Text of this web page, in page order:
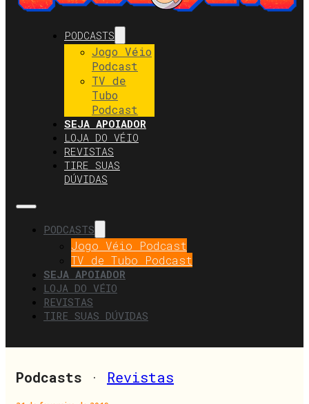
PODCASTS
Jogo Véio
Podcast
TV de
Tubo
Podcast
SEJA APOIADOR
LOJA DO VÉIO
REVISTAS
TIRE SUAS
DÚVIDAS
PODCASTS
Jogo Véio Podcast
TV de Tubo Podcast
SEJA APOIADOR
LOJA DO VÉIO
REVISTAS
TIRE SUAS DÚVIDAS
Podcasts · Revistas